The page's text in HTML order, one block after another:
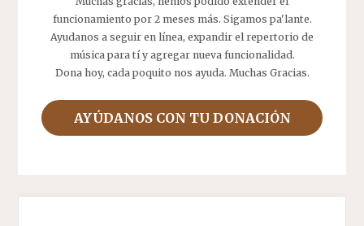
funcionamiento por 2 meses más. Sigamos pa'lante.
Ayudanos a seguir en línea, expandir el repertorio de
música para tí y agregar nueva funcionalidad.
Dona hoy, cada poquito nos ayuda. Muchas Gracias.
AYÚDANOS CON TU DONACIÓN